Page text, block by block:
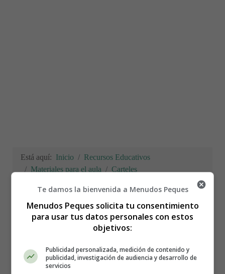
Está aquí: Inicio
Recursos Educativos
Materiales para el aula
Carteles
Normas de convivencia
12
Te damos la bienvenida a Menudos Peques
Menudos Peques solicita tu consentimiento
para usar tus datos personales con estos
objetivos:
Publicidad personalizada, medición de contenido y
publicidad, investigación de audiencia y desarrollo de
servicios